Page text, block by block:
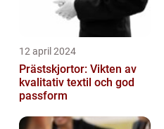
12 april 2024
Prästskjortor: Vikten av
kvalitativ textil och god
passform